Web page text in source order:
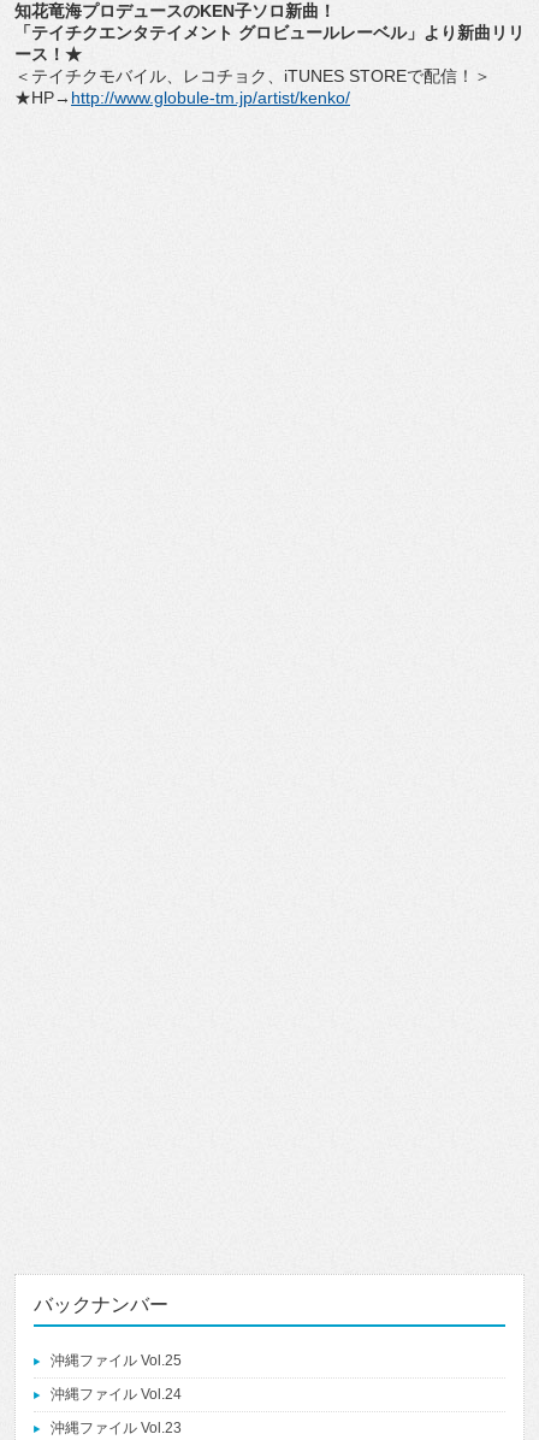
知花竜海プロデュースのKEN子ソロ新曲！
「テイチクエンタテイメント グロビュールレーベル」より新曲リリ
ース！★
＜テイチクモバイル、レコチョク、iTUNES STOREで配信！＞
★HP→ http://www.globule-tm.jp/artist/kenko/
バックナンバー
沖縄ファイル Vol.25
沖縄ファイル Vol.24
沖縄ファイル Vol.23